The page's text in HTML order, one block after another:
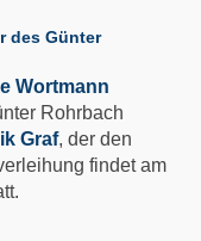
des Günter
Wortmann
Rohrbach
Graf, der den
findet am